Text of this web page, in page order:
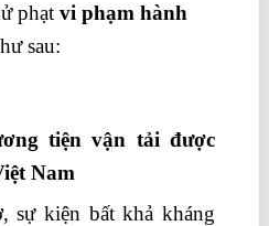
phạt vi phạm hành
sau:
tiện vận tải được
Nam
sự kiện bất khả kháng